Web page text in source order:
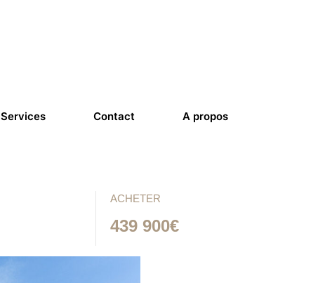
Services Contact A propos
ACHETER
439 900€